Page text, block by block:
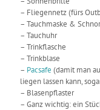
– Fliegennetz (fürs
– Tauchmaske &
– Tauchuhr
– Trinkflasche
– Trinkblase
– Pacsafe (damit man
liegen lassen kann,
– Blasenpflaster
– Ganz wichtig: ein